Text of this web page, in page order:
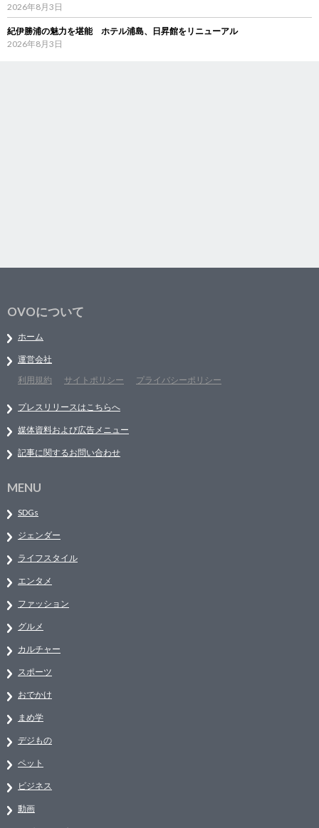
2026年8月3日
紀伊勝浦の魅力を堪能 ホテル浦島、日昇館をリニューアル
2026年8月3日
OVOについて
ホーム
運営会社
利用規約
サイトポリシー プライバシーポリシー
プレスリリースはこちらへ
媒体資料および広告メニュー
記事に関するお問い合わせ
MENU
SDGs
ジェンダー
ライフスタイル
エンタメ
ファッション
グルメ
カルチャー
スポーツ
おでかけ
まめ学
デジもの
ペット
ビジネス
動画